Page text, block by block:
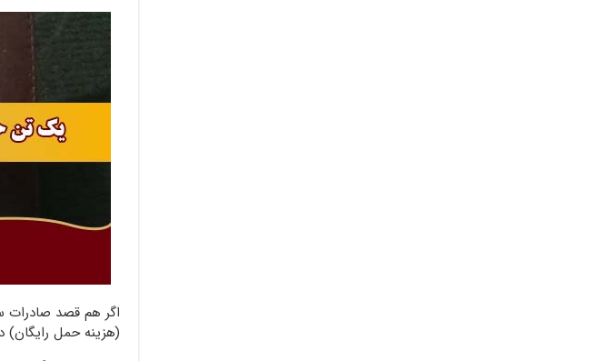
اگر هم قصد صادرات
(هزینه حمل